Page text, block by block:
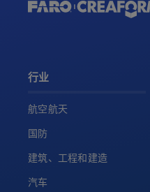
行业
航空航天
国防
建筑、工程和建造
汽车